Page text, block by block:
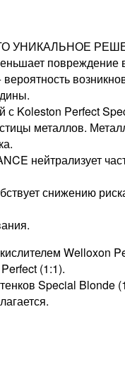
ЭТО УНИКАЛЬНОЕ
с Koleston Perfect
металлов.
нейтрализует
снижению
Welloxon
(1:1).
Special Blonde